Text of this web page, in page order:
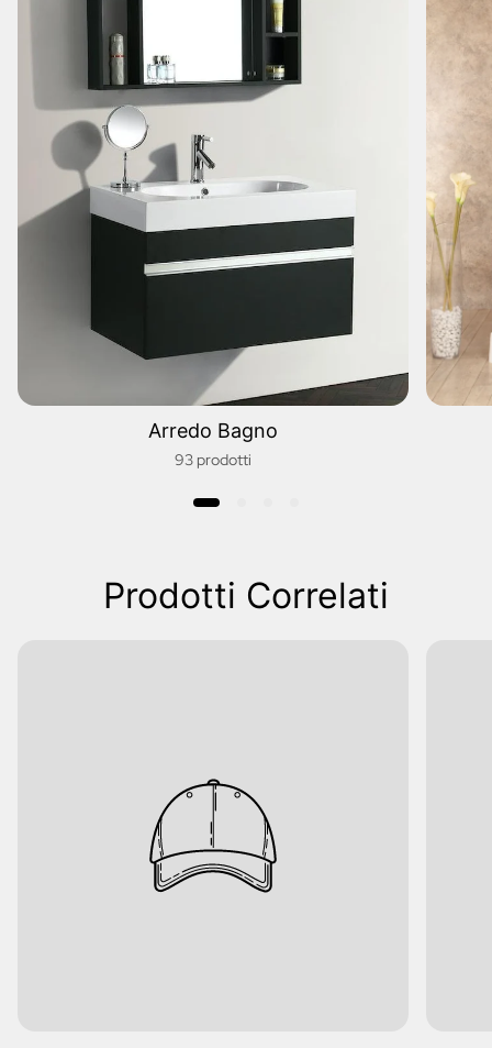
Arredo Bagno
93 prodotti
Prodotti Correlati